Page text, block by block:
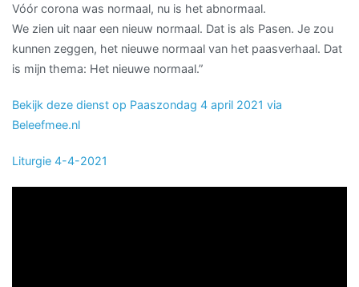
Vóór corona was normaal, nu is het abnormaal.
We zien uit naar een nieuw normaal. Dat is als Pasen. Je zou
kunnen zeggen, het nieuwe normaal van het paasverhaal. Dat
is mijn thema: Het nieuwe normaal.”
Bekijk deze dienst op Paaszondag 4 april 2021 via
Beleefmee.nl
Liturgie 4-4-2021